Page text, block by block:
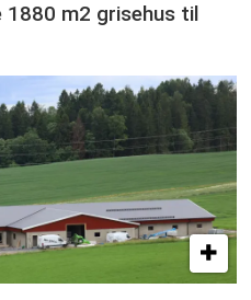
1880 m2 grisehus til